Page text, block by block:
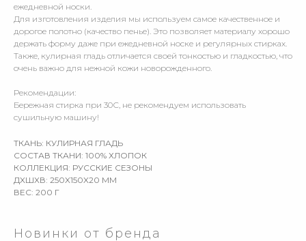
ежедневной носки.
Для изготовления изделия мы используем самое качественное и
дорогое полотно (качество пенье). Это позволяет материалу хорошо
держать форму даже при ежедневной носке и регулярных стирках.
Также, кулирная гладь отличается своей тонкостью и гладкостью, что
очень важно для нежной кожи новорожденного.
Рекомендации:
Бережная стирка при 30С, не рекомендуем использовать
сушильную машину!
ТКАНЬ: КУЛИРНАЯ ГЛАДЬ
СОСТАВ ТКАНИ: 100% ХЛОПОК
КОЛЛЕКЦИЯ: РУССКИЕ СЕЗОНЫ
ДXШXВ: 250X150X20 ММ
ВЕС: 200 Г
Новинки от бренда